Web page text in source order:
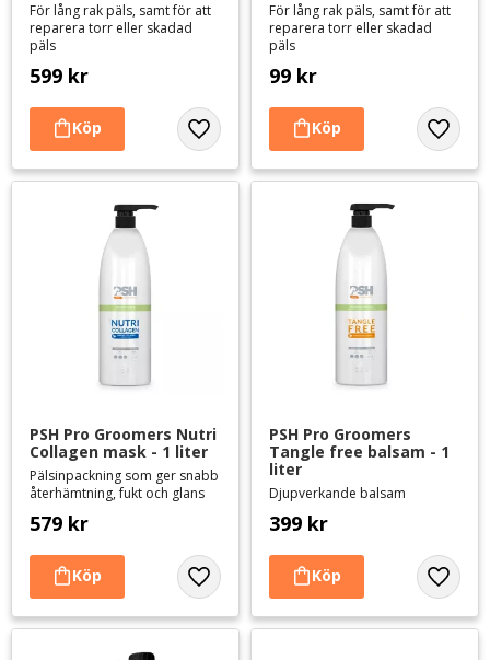
För lång rak päls, samt för att
reparera torr eller skadad
päls
599 kr
Lägg till i favoriter
För lång rak päls, samt för att
reparera torr eller skadad
päls
99 kr
Lägg
PSH Pro Groomers Nutri
Collagen mask - 1 liter
Pälsinpackning som ger snabb
återhämtning, fukt och glans
579 kr
Lägg till i favoriter
PSH Pro Groomers
Tangle free balsam - 1
liter
Djupverkande balsam
399 kr
Lägg